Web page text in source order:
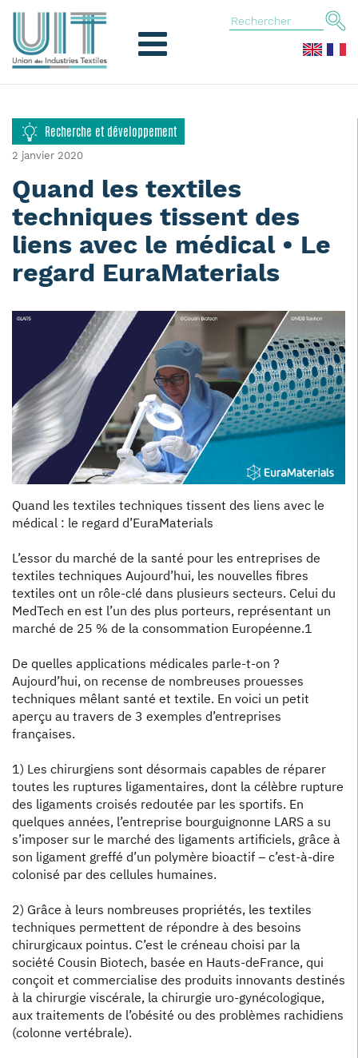
Recherche et développement
2 janvier 2020
Quand les textiles
techniques tissent des
liens avec le médical • Le
regard EuraMaterials
Quand les textiles techniques tissent des liens avec le
médical : le regard d’EuraMaterials
L’essor du marché de la santé pour les entreprises de
textiles techniques Aujourd’hui, les nouvelles fibres
textiles ont un rôle-clé dans plusieurs secteurs. Celui du
MedTech en est l’un des plus porteurs, représentant un
marché de 25 % de la consommation Européenne.1
De quelles applications médicales parle-t-on ?
Aujourd’hui, on recense de nombreuses prouesses
techniques mêlant santé et textile. En voici un petit
aperçu au travers de 3 exemples d’entreprises
françaises.
1) Les chirurgiens sont désormais capables de réparer
toutes les ruptures ligamentaires, dont la célèbre rupture
des ligaments croisés redoutée par les sportifs. En
quelques années, l’entreprise bourguignonne LARS a su
s’imposer sur le marché des ligaments artificiels, grâce à
son ligament greffé d’un polymère bioactif – c’est-à-dire
colonisé par des cellules humaines.
2) Grâce à leurs nombreuses propriétés, les textiles
techniques permettent de répondre à des besoins
chirurgicaux pointus. C’est le créneau choisi par la
société Cousin Biotech, basée en Hauts-deFrance, qui
conçoit et commercialise des produits innovants destinés
à la chirurgie viscérale, la chirurgie uro-gynécologique,
aux traitements de l’obésité ou des problèmes rachidiens
(colonne vertébrale).